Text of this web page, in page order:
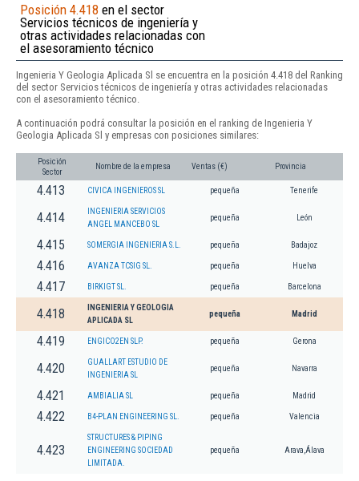
Posición 4.418 en el sector
Servicios técnicos de ingeniería y
otras actividades relacionadas con
el asesoramiento técnico
Ingenieria Y Geologia Aplicada Sl se encuentra en la posición 4.418 del Ranking
del sector Servicios técnicos de ingeniería y otras actividades relacionadas
con el asesoramiento técnico.
A continuación podrá consultar la posición en el ranking de Ingenieria Y
Geologia Aplicada Sl y empresas con posiciones similares:
Posición
Sector
Nombre de la empresa Ventas (€) Provincia
4.413 CIVICA INGENIEROS SL pequeña Tenerife
4.414
INGENIERIA SERVICIOS
ANGEL MANCEBO SL
pequeña León
4.415 SOMERGIA INGENIERIA S.L. pequeña Badajoz
4.416 AVANZA TCSIG SL. pequeña Huelva
4.417 BIRKIGT SL. pequeña Barcelona
4.418
INGENIERIA Y GEOLOGIA
APLICADA SL
pequeña Madrid
4.419 ENGICO2EN SLP. pequeña Gerona
4.420
GUALLART ESTUDIO DE
INGENIERIA SL
pequeña Navarra
4.421 AMBIALIA SL pequeña Madrid
4.422 B4-PLAN ENGINEERING SL. pequeña Valencia
4.423
STRUCTURES & PIPING
ENGINEERING SOCIEDAD
LIMITADA.
pequeña Arava,Álava